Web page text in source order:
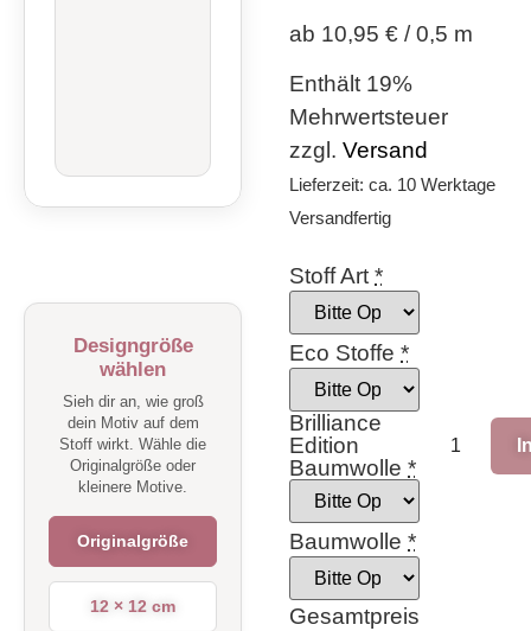
Designgröße
wählen
Sieh dir an, wie groß
dein Motiv auf dem
Stoff wirkt. Wähle die
Originalgröße oder
kleinere Motive.
Originalgröße
12 × 12 cm
ab 10,95 € / 0,5 m
Enthält 19%
Mehrwertsteuer
zzgl. Versand
Lieferzeit: ca. 10 Werktage
Versandfertig
Stoff Art *
Eco Stoffe *
Brilliance
Edition
Baumwolle *
Baumwolle *
Gesamtpreis